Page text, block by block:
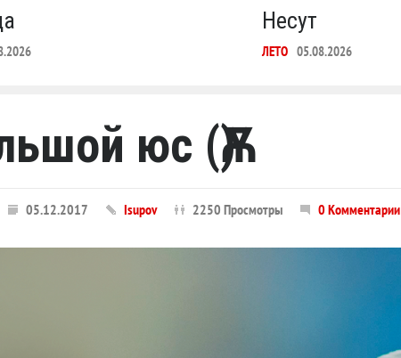
Несут
ЛЕТО 05.08.2026
юс (Ѫ)
05.12.2017 Isupov 2250 Просмотры 0 Комментарии